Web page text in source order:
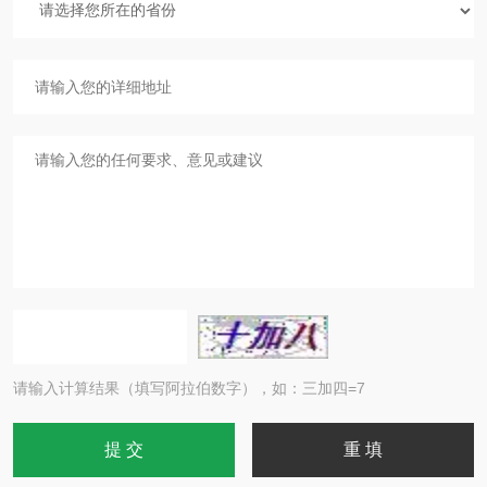
请输入计算结果（填写阿拉伯数字），如：三加四=7